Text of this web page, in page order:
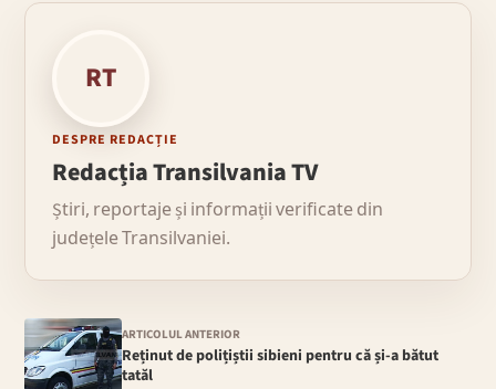
RT
DESPRE REDACȚIE
Redacția Transilvania TV
Știri, reportaje și informații verificate din
județele Transilvaniei.
ARTICOLUL ANTERIOR
Reținut de polițiștii sibieni pentru că și-a bătut
tatăl